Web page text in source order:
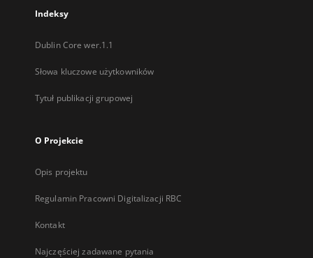
Indeksy
Dublin Core wer.1.1
Słowa kluczowe użytkowników
Tytuł publikacji grupowej
O Projekcie
Opis projektu
Regulamin Pracowni Digitalizacji RBC
Kontakt
Najczęściej zadawane pytania